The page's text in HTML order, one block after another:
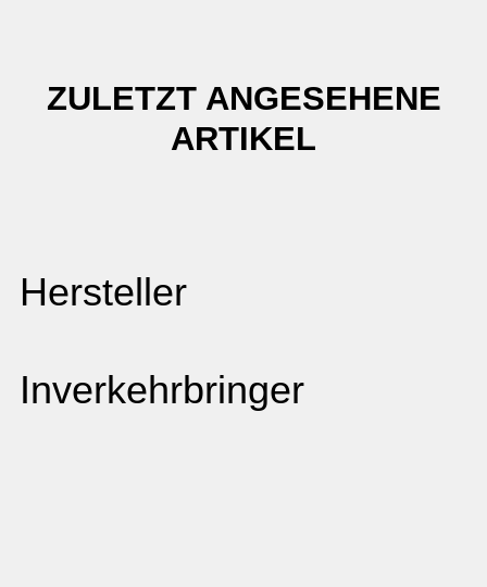
ZULETZT ANGESEHENE
ARTIKEL
Hersteller
Inverkehrbringer